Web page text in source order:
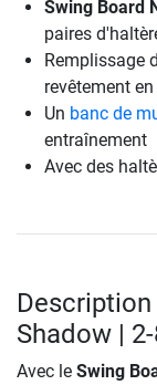
Swing Board
paires
Remplissage
revêtement
Un banc de
entraînement
Avec des
Description
Shadow |
Avec le Swing